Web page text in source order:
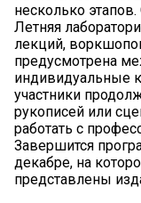
несколько
Летняя
лекций,
предусмотрена
индивидуальные
участники
рукописей или
работать с
Завершится
декабре, на
представлены